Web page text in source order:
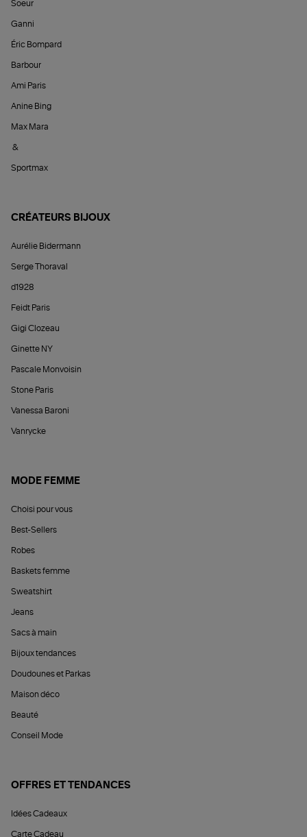
Soeur
Ganni
Éric Bompard
Barbour
Ami Paris
Anine Bing
Max Mara
&
Sportmax
CRÉATEURS BIJOUX
Aurélie Bidermann
Serge Thoraval
d1928
Feidt Paris
Gigi Clozeau
Ginette NY
Pascale Monvoisin
Stone Paris
Vanessa Baroni
Vanrycke
MODE FEMME
Choisi pour vous
Best-Sellers
Robes
Baskets femme
Sweatshirt
Jeans
Sacs à main
Bijoux tendances
Doudounes et Parkas
Maison déco
Beauté
Conseil Mode
OFFRES ET TENDANCES
Idées Cadeaux
Carte Cadeau